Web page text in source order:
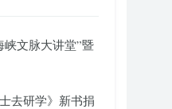
文脉大讲堂”暨
去研学》新书捐